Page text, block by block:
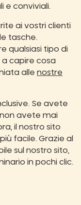
e conviviali.
ai vostri clienti
tasche.
qualsiasi tipo di
a capire cosa
alle nostre
Se avete
avete mai
il nostro sito
facile. Grazie al
sul nostro sito,
in pochi clic.